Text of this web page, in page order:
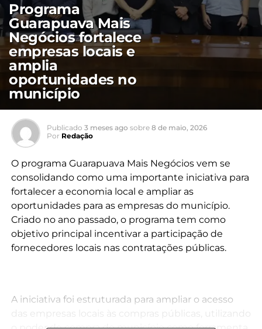
Programa
Guarapuava Mais
Negócios fortalece
empresas locais e
amplia
oportunidades no
município
Publicado 3 meses ago sobre 8 de maio, 2026
Por Redação
O programa Guarapuava Mais Negócios vem se
consolidando como uma importante iniciativa para
fortalecer a economia local e ampliar as
oportunidades para as empresas do município.
Criado no ano passado, o programa tem como
objetivo principal incentivar a participação de
fornecedores locais nas contratações públicas.
A iniciativa foi estruturada para ampliar o acesso
das empresas locais às compras públicas, utilizando